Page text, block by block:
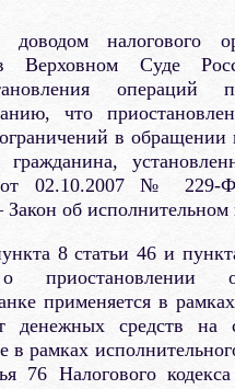
доводом налогового
Верховном Суде
операций
что
в обращении
от 02.10.2007 № 229-
об исполнительном
8 статьи 46 и
приостановлении
применяется в
денежных средств на
в рамках
76 Налогового